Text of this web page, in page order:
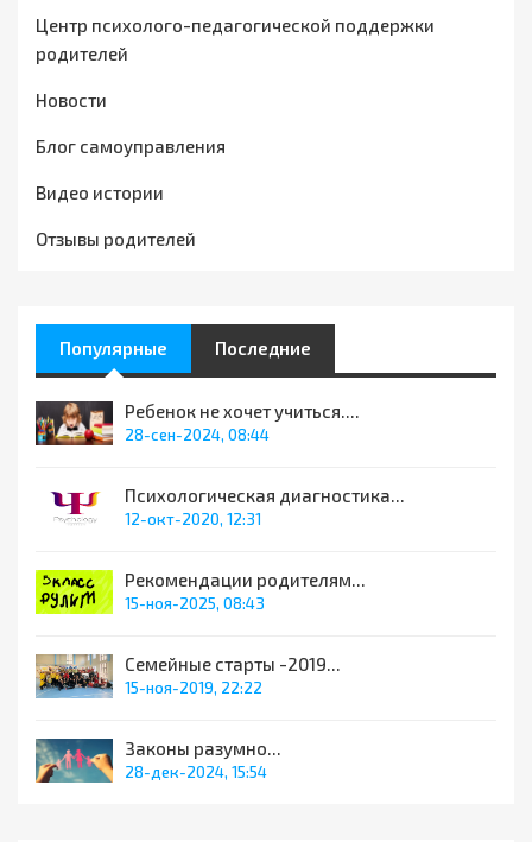
Центр психолого-педагогической поддержки
родителей
Новости
Блог самоуправления
Видео истории
Отзывы родителей
Популярные Последние
Ребенок не хочет учиться....
28-сен-2024, 08:44
Психологическая диагностика...
12-окт-2020, 12:31
Рекомендации родителям...
15-ноя-2025, 08:43
Семейные старты -2019...
15-ноя-2019, 22:22
Законы разумно...
28-дек-2024, 15:54